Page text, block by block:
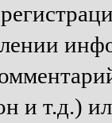
и т.д.)